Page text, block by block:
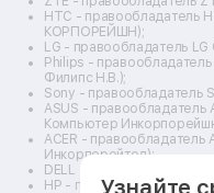
HTC - правообладатель
КОРПОРЕЙШН);
LG - правообладатель
Philips - правообладатель
Филипс Н.В.);
Sony - правообладатель
ASUS - правообладатель
Компьютер
ACER -
Инкорпорейтед);
DELL - правообладатель
HP - правообладатель
Узнайте